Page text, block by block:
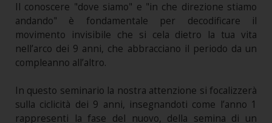
Il conoscere "dove siamo" e "in che direzione stiamo
andando" è fondamentale per decodificare il
movimento invisibile che si cela dietro la tua vita
nell’arco dei 9 anni, che abbracciano il periodo da un
compleanno all’altro.
In questo seminario la nostra attenzione si focalizzerà
sulla ciclicità dei 9 anni, insegnandoti come l’anno 1
rappresenti la fase del nuovo, della semina di un